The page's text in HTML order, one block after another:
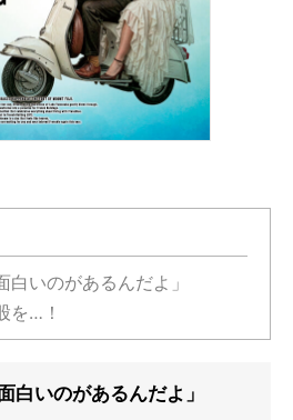
いのがあるんだよ」
を…！
白いのがあるんだよ」